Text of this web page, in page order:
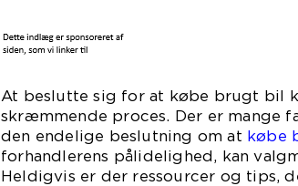
At beslutte sig for at købe brugt bil
skræmmende proces. Der er mange
den endelige beslutning om at købe
forhandlerens pålidelighed, kan
Heldigvis er der ressourcer og tips,